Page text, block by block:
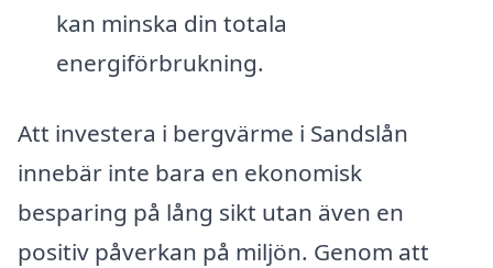
kan minska din totala
energiförbrukning.
Att investera i bergvärme i Sandslån
innebär inte bara en ekonomisk
besparing på lång sikt utan även en
positiv påverkan på miljön. Genom att